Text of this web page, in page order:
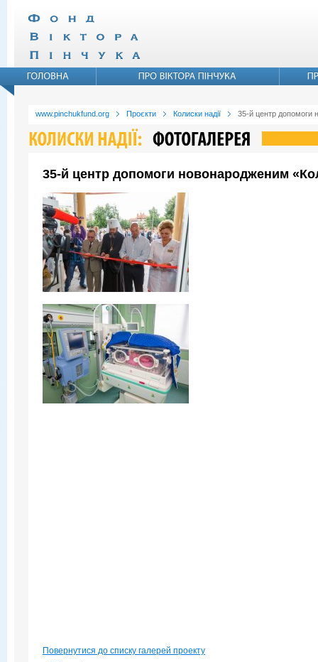
www.pinchukfund.org Проєкти Колиски надії 35-й центр допомоги
35-й центр допомоги новонародженим
Повернутися до списку галерей проекту